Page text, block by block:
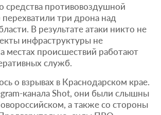
средства противовоздушной
три дрона над
В результате атаки никто не
инфраструктуры не
местах происшествий работают
служб.
о взрывах в Краснодарском крае.
канала Shot, они были слышны
а также со стороны